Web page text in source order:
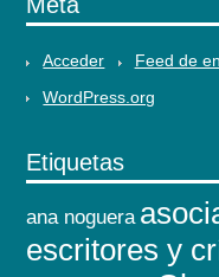
Acceder Feed de
WordPress.org
Etiquetas
ana noguera
escritores y